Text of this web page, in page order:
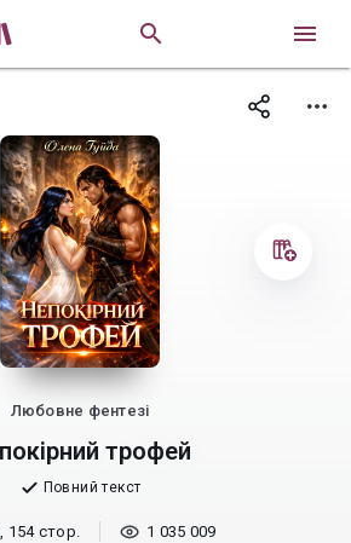
 
Любовне фентезі
трофей
Повний текст
154 стор. 1 035 009